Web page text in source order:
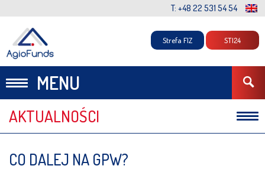
T: +48 22 531 54 54
MENU
Strefa FIZ STI24
AKTUALNOŚCI
Komentarze
CO DALEJ NA GPW?